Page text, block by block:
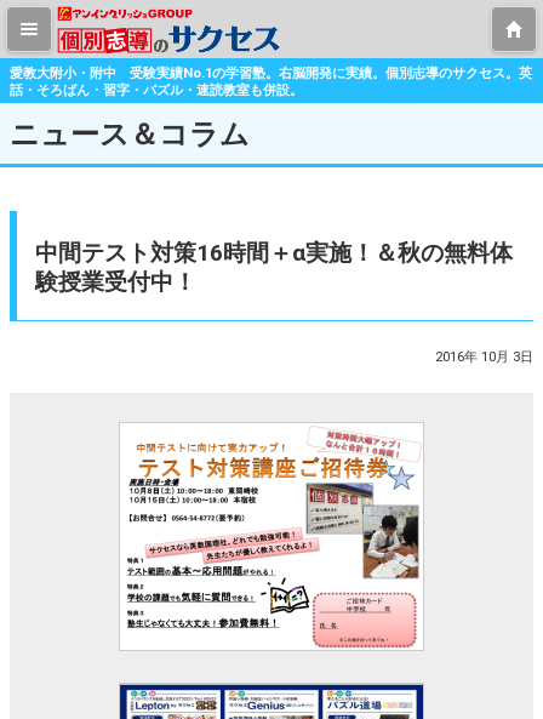
愛教大附小・附中 受験実績No.1の学習塾。右脳開発に実績。個別志導のサクセス。英
話・そろばん・習字・パズル・速読教室も併設。
ニュース＆コラム
中間テスト対策16時間＋α実施！＆秋の無料体
験授業受付中！
2016年 10月 3日